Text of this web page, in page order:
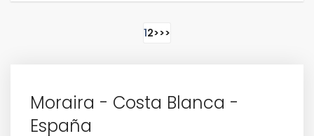
12>>>
Moraira - Costa Blanca -
España